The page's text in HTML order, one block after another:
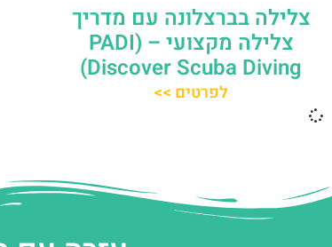
צלילה בברצלונה עם מדריך
צלילה מקצועי – (PADI
Discover Scuba Diving)
לפרטים >>